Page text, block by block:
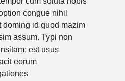
congue nihil
doming id quod mazim
assum. Typi non
est usus
eorum